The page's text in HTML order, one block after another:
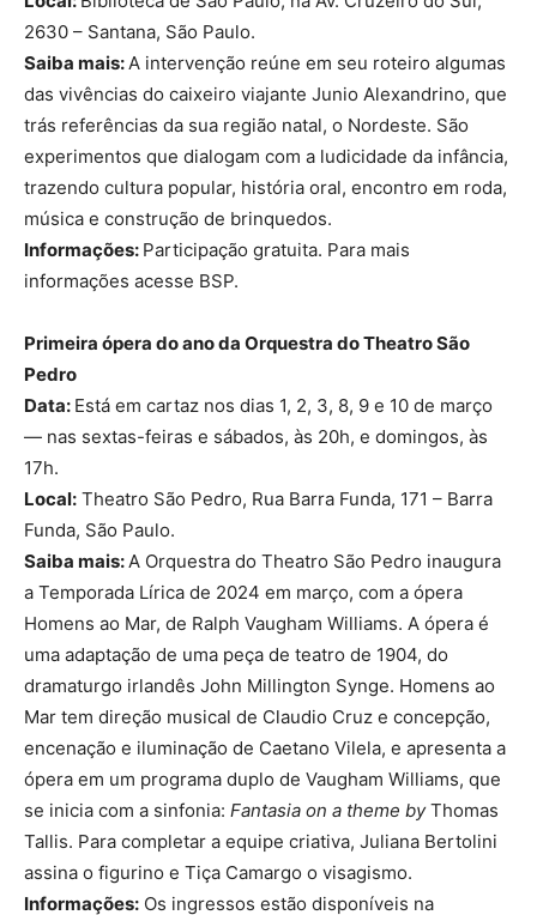
2630 – Santana, São Paulo.
Saiba mais: A intervenção reúne em seu roteiro algumas
das vivências do caixeiro viajante Junio Alexandrino, que
trás referências da sua região natal, o Nordeste. São
experimentos que dialogam com a ludicidade da infância,
trazendo cultura popular, história oral, encontro em roda,
música e construção de brinquedos.
Informações: Participação gratuita. Para mais
informações acesse BSP.
Primeira ópera do ano da Orquestra do Theatro São
Pedro
Data: Está em cartaz nos dias 1, 2, 3, 8, 9 e 10 de março
— nas sextas-feiras e sábados, às 20h, e domingos, às
17h.
Local: Theatro São Pedro, Rua Barra Funda, 171 – Barra
Funda, São Paulo.
Saiba mais: A Orquestra do Theatro São Pedro inaugura
a Temporada Lírica de 2024 em março, com a ópera
Homens ao Mar, de Ralph Vaugham Williams. A ópera é
uma adaptação de uma peça de teatro de 1904, do
dramaturgo irlandês John Millington Synge. Homens ao
Mar tem direção musical de Claudio Cruz e concepção,
encenação e iluminação de Caetano Vilela, e apresenta a
ópera em um programa duplo de Vaugham Williams, que
se inicia com a sinfonia: Fantasia on a theme byThomas
Tallis. Para completar a equipe criativa, Juliana Bertolini
assina o figurino e Tiça Camargo o visagismo.
Informações: Os ingressos estão disponíveis na